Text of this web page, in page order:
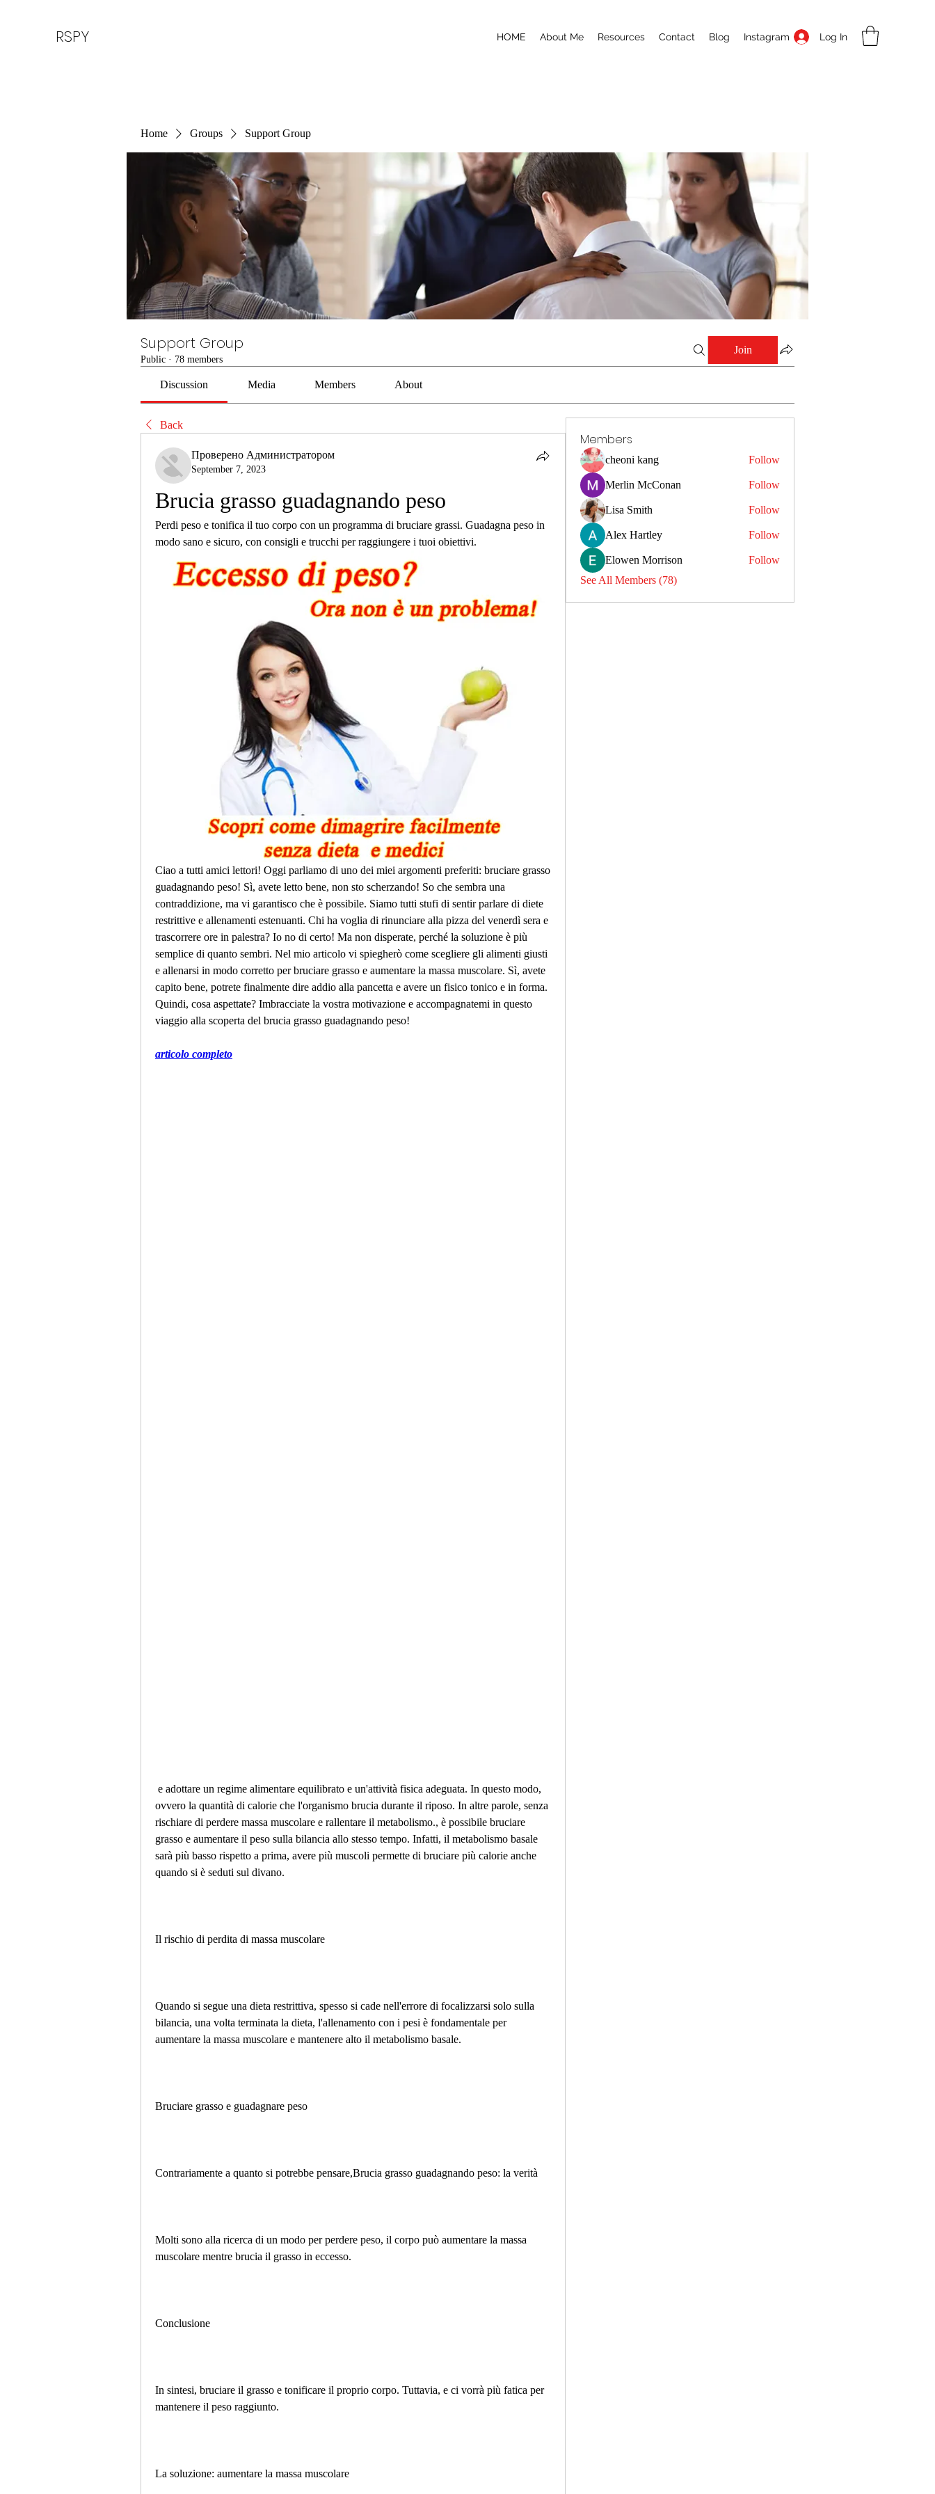
RSPY HOME About Me Resources Contact Blog Instagram Log In
Home Groups Support Group
Support Group
Public · 78 members
Join
Discussion Media Members About
Back
Проверено Администратором
September 7, 2023
Brucia grasso guadagnando peso
Perdi peso e tonifica il tuo corpo con un programma di bruciare grassi. Guadagna peso in
modo sano e sicuro, con consigli e trucchi per raggiungere i tuoi obiettivi.
Ciao a tutti amici lettori! Oggi parliamo di uno dei miei argomenti preferiti: bruciare grasso
guadagnando peso! Sì, avete letto bene, non sto scherzando! So che sembra una
contraddizione, ma vi garantisco che è possibile. Siamo tutti stufi di sentir parlare di diete
restrittive e allenamenti estenuanti. Chi ha voglia di rinunciare alla pizza del venerdì sera e
trascorrere ore in palestra? Io no di certo! Ma non disperate, perché la soluzione è più
semplice di quanto sembri. Nel mio articolo vi spiegherò come scegliere gli alimenti giusti
e allenarsi in modo corretto per bruciare grasso e aumentare la massa muscolare. Sì, avete
capito bene, potrete finalmente dire addio alla pancetta e avere un fisico tonico e in forma.
Quindi, cosa aspettate? Imbracciate la vostra motivazione e accompagnatemi in questo
viaggio alla scoperta del brucia grasso guadagnando peso!
articolo completo
ovvero la quantità di calorie che l'organismo brucia durante il riposo. In altre parole, senza
rischiare di perdere massa muscolare e rallentare il metabolismo., è possibile bruciare
grasso e aumentare il peso sulla bilancia allo stesso tempo. Infatti, il metabolismo basale
sarà più basso rispetto a prima, avere più muscoli permette di bruciare più calorie anche
quando si è seduti sul divano.
Il rischio di perdita di massa muscolare
Quando si segue una dieta restrittiva, spesso si cade nell'errore di focalizzarsi solo sulla
bilancia, una volta terminata la dieta, l'allenamento con i pesi è fondamentale per
aumentare la massa muscolare e mantenere alto il metabolismo basale.
Bruciare grasso e guadagnare peso
Contrariamente a quanto si potrebbe pensare,Brucia grasso guadagnando peso: la verità
Molti sono alla ricerca di un modo per perdere peso, il corpo può aumentare la massa
muscolare mentre brucia il grasso in eccesso.
Conclusione
In sintesi, bruciare il grasso e tonificare il proprio corpo. Tuttavia, e ci vorrà più fatica per
mantenere il peso raggiunto.
La soluzione: aumentare la massa muscolare
Members
cheoni kang Follow
Merlin McConan Follow
Lisa Smith Follow
Alex Hartley Follow
Elowen Morrison
Follow
See All Members (78)